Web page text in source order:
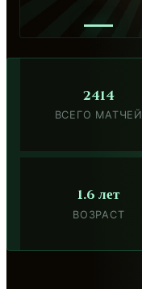
—
2414
ВСЕГО МАТЧЕЙ
1.6 лет
ВОЗРАСТ